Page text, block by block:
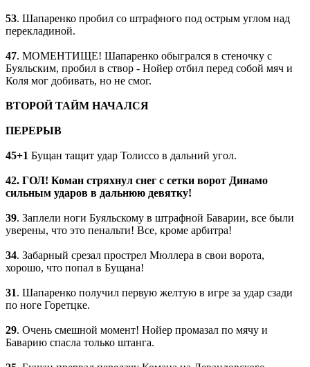
53. Шапаренко пробил со штрафного под острым углом над
перекладиной.
47. МОМЕНТИЩЕ! Шапаренко обыгрался в стеночку с
Буяльским, пробил в створ - Нойер отбил перед собой мяч и
Коля мог добивать, но не смог.
ВТОРОЙ ТАЙМ НАЧАЛСЯ
ПЕРЕРЫВ
45+1 Бущан тащит удар Толиссо в дальний угол.
42. ГОЛ! Коман стряхнул снег с сетки ворот Динамо
сильным ударов в дальнюю девятку!
39. Заплели ноги Буяльскому в штрафной Баварии, все были
уверены, что это пенальти! Все, кроме арбитра!
34. Забарный срезал прострел Мюллера в свои ворота,
хорошо, что попал в Бущана!
31. Шапаренко получил первую желтую в игре за удар сзади
по ноге Горетцке.
29. Очень смешной момент! Нойер промазал по мячу и
Баварию спасла только штанга.